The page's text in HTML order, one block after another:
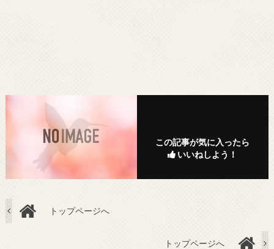
この記事が気に入ったら
いいねしよう！
トップページへ
トップページへ